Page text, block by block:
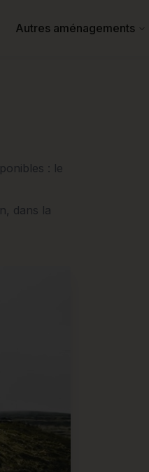
Autres aménagements
: le
dans la